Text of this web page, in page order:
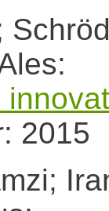
2015